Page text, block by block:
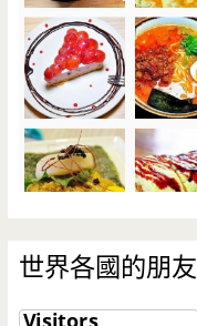
世界各國的朋友